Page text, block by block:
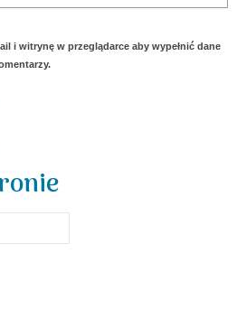
i witrynę w przeglądarce aby wypełnić dane